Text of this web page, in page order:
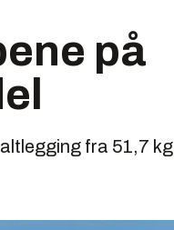
på
fra 51,7 kg